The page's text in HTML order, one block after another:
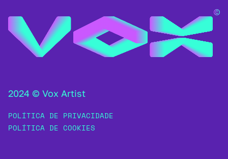
2024 © Vox Artist
POLÍTICA DE PRIVACIDADE
POLÍTICA DE COOKIES